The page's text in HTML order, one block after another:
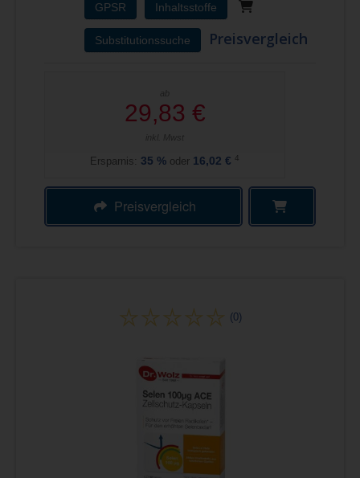
GPSR Inhaltsstoffe
Substitutionssuche Preisvergleich
ab
29,83 €
inkl. Mwst
Ersparnis: 35 % oder 16,02 € 4
Preisvergleich
(0)